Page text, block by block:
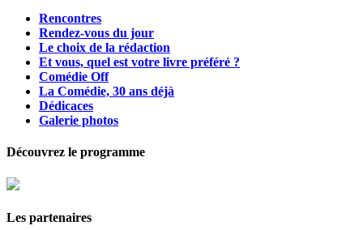
Rencontres
Rendez-vous du jour
Le choix de la rédaction
Et vous, quel est votre livre préféré ?
Comédie Off
La Comédie, 30 ans déjà
Dédicaces
Galerie photos
Découvrez le programme
Les partenaires